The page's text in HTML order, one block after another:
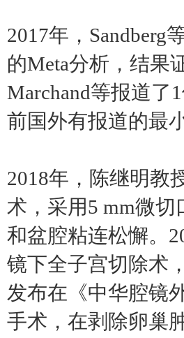
2017年，
的Meta分析，结果
Marchand等报道了
前国外有报道的最
2018年，陈继明教
术，采用5 mm微
和盆腔粘连松懈。
镜下全子宫切除术
发布在《中华腔镜
手术，在剥除卵巢